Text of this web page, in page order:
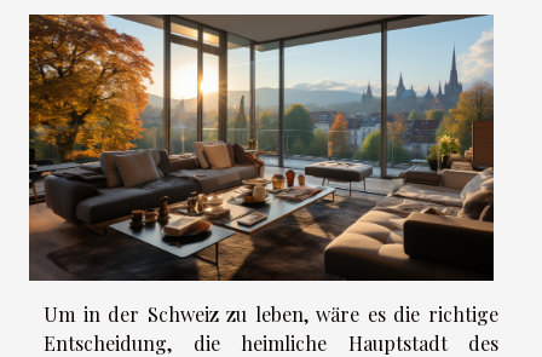
Um in der Schweiz zu leben, wäre es die richtige
Entscheidung, die heimliche Hauptstadt des